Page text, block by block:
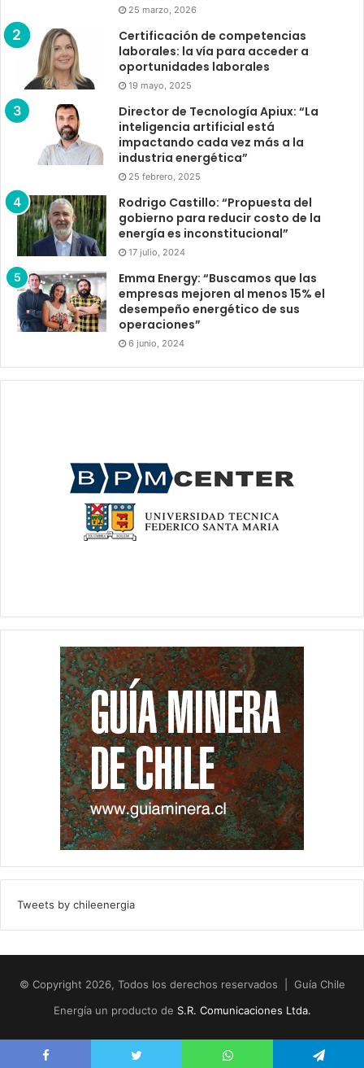
25 marzo, 2026
Certificación de competencias
laborales: la vía para acceder a
oportunidades laborales
19 mayo, 2025
Director de Tecnología Apiux: “La
inteligencia artificial está
impactando cada vez más a la
industria energética”
25 febrero, 2025
Rodrigo Castillo: “Propuesta del
gobierno para reducir costo de la
energía es inconstitucional”
17 julio, 2024
Emma Energy: “Buscamos que las
empresas mejoren al menos 15% el
desempeño energético de sus
operaciones”
6 junio, 2024
Tweets by chileenergia
© Copyright 2026, Todos los derechos reservados | Guía Chile
Energía un producto de S.R. Comunicaciones Ltda.